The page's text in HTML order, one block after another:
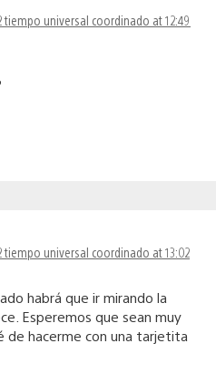
tiempo universal coordinado at 12:49
tiempo universal coordinado at 13:02
habrá que ir mirando la
Esperemos que sean muy
de hacerme con una tarjetita